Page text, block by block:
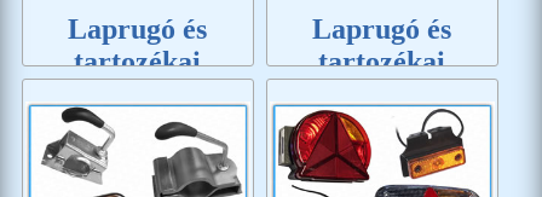
Laprugó és
tartozékai
Laprugó és
tartozékai